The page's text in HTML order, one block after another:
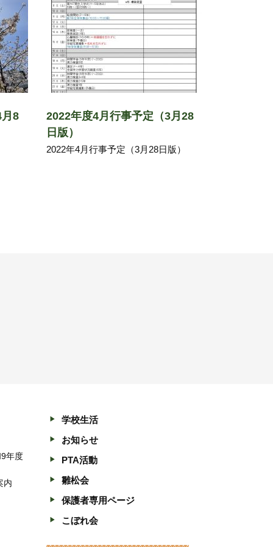
8
2022年度4月行事予定（3月28
日版）
2022年4月行事予定（3月28日版）
年度
内
学校生活
お知らせ
PTA活動
雛松会
保護者専用ページ
こぼれ会